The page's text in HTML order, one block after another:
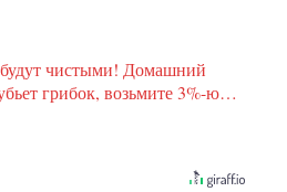
чистыми! Домашний
грибок, возьмите 3%-ю…